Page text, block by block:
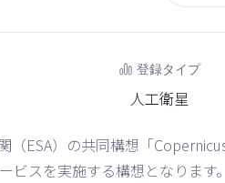
登録タイプ
人工衛星
ESA）の共同構想「
ビスを実施する構想となります